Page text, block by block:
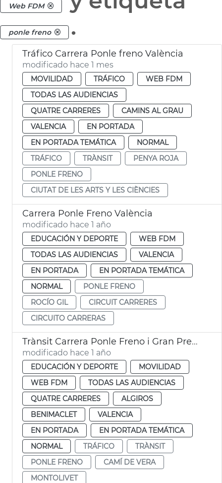
Web FDM
ponle freno .
Tráfico Carrera Ponle freno València
modificado hace 1 mes
MOVILIDAD TRÁFICO
WEB FDM
TODAS LAS AUDIENCIAS
QUATRE CARRERES
CAMINS AL GRAU
VALENCIA
EN PORTADA
EN PORTADA TEMÁTICA
NORMAL
TRÁFICO
TRÀNSIT
PENYA ROJA
PONLE FRENO
CIUTAT DE LES ARTS Y LES CIÈNCIES
Carrera Ponle Freno València
modificado hace 1 año
EDUCACIÓN Y DEPORTE
WEB FDM
TODAS LAS AUDIENCIAS
VALENCIA
EN PORTADA
EN PORTADA TEMÁTICA
NORMAL
PONLE FRENO
ROCÍO GIL
CIRCUIT CARRERES
CIRCUITO CARRERAS
Trànsit Carrera Ponle Freno i Gran Premi Ciclisme València
modificado hace 1 año
EDUCACIÓN Y DEPORTE
MOVILIDAD
WEB FDM
TODAS LAS AUDIENCIAS
QUATRE CARRERES
ALGIROS
BENIMACLET
VALENCIA
EN PORTADA
EN PORTADA TEMÁTICA
NORMAL
TRÁFICO
TRÀNSIT
PONLE FRENO
CAMÍ DE VERA
MONTOLIVET